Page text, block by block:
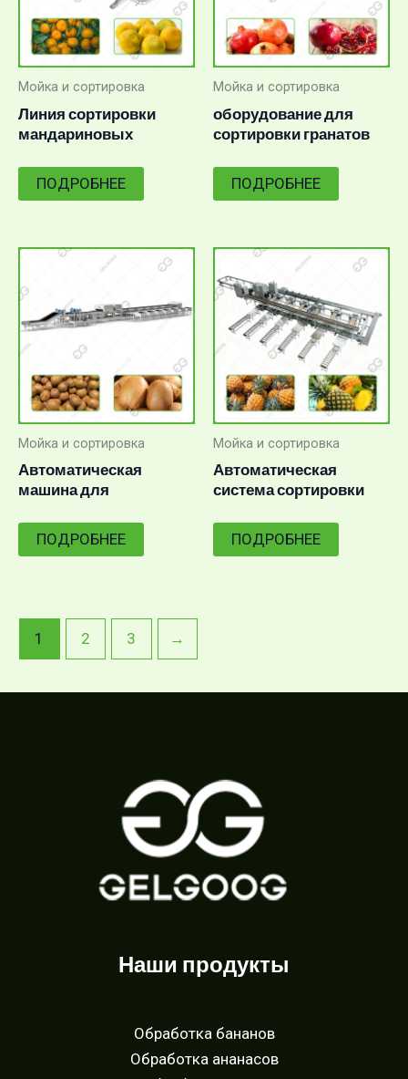
Мойка и сортировка
Линия сортировки
мандариновых
ПОДРОБНЕЕ
Мойка и сортировка
оборудование для
сортировки гранатов
ПОДРОБНЕЕ
Мойка и сортировка
Автоматическая
машина для
Ellips для киви
ПОДРОБНЕЕ
Мойка и сортировка
Автоматическая
система сортировки
искусственным
интеллектом
ПОДРОБНЕЕ
1 2 3 →
Наши продукты
Обработка бананов
Обработка ананасов